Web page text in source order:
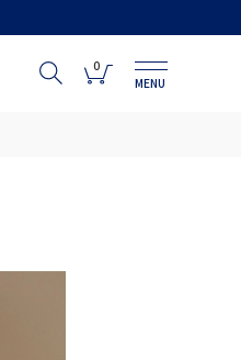
0
MENU